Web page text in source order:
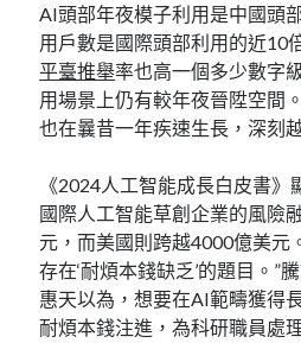
AI頭部年夜模子利用是中國頭
用戶數是國際頭部利用的近10
平臺推舉率也高一個多少數字
用場景上仍有較年夜晉陞空間
也在曩昔一年疾速生長，深刻
《2024人工智能成長白皮書》
國際人工智能草創企業的風險
元，而美國則跨越4000億美元
存在‘耐煩本錢缺乏’的題目。”
惠天以為，想要在AI範疇獲得
耐煩本錢注進，為科研職員處